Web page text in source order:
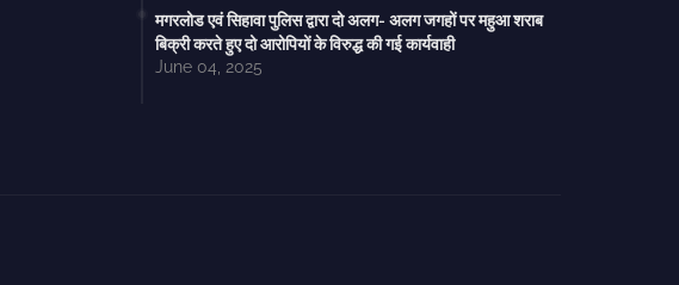
मगरलोड एवं सिहावा पुलिस द्वारा दो अलग- अलग जगहों पर महुआ शराब
बिक्री करते हुए दो आरोपियों के विरुद्ध की गई कार्यवाही
June 04, 2025